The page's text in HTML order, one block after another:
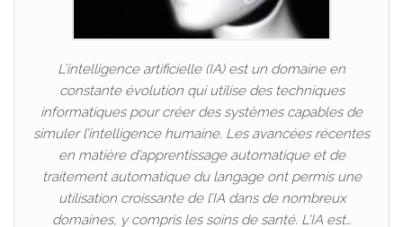
L’intelligence artificielle (IA) est un domaine en
constante évolution qui utilise des techniques
informatiques pour créer des systèmes capables de
simuler l’intelligence humaine. Les avancées récentes
en matière d’apprentissage automatique et de
traitement automatique du langage ont permis une
utilisation croissante de l’IA dans de nombreux
domaines, y compris les soins de santé. L’IA est…